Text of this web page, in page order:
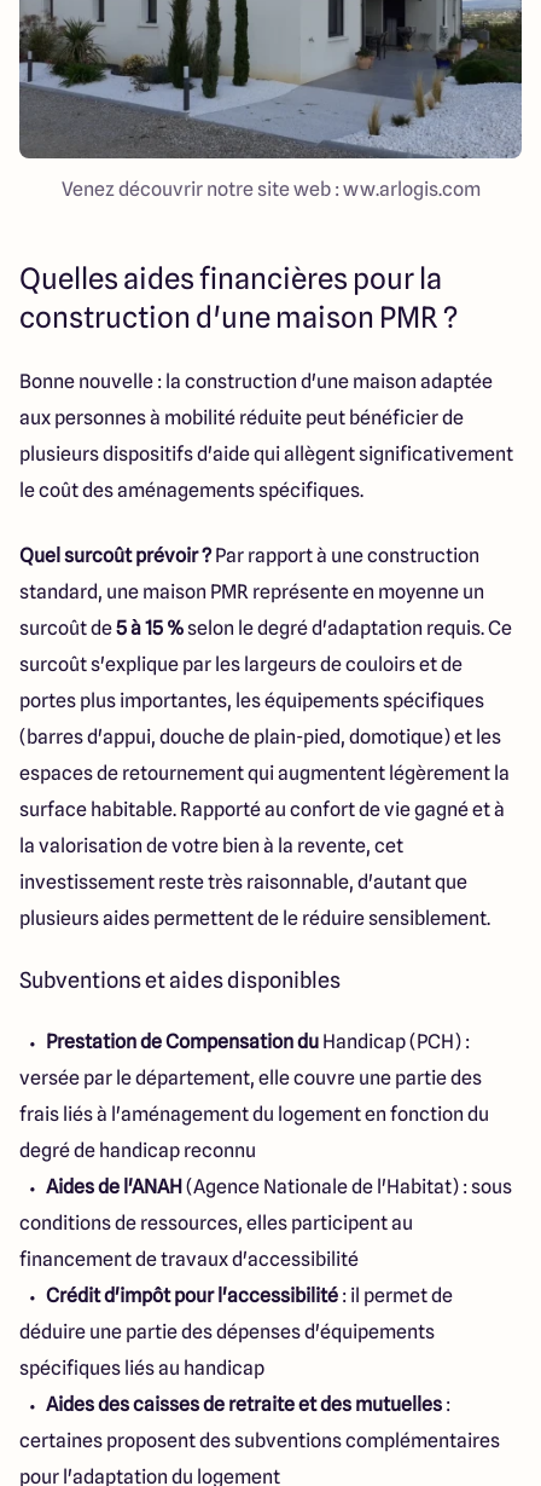
Venez découvrir notre site web : ww.arlogis.com
Quelles aides financières pour la
construction d'une maison PMR ?
Bonne nouvelle : la construction d'une maison adaptée
aux personnes à mobilité réduite peut bénéficier de
plusieurs dispositifs d'aide qui allègent significativement
le coût des aménagements spécifiques.
Quel surcoût prévoir ? Par rapport à une construction
standard, une maison PMR représente en moyenne un
surcoût de5 à 15 %selon le degré d'adaptation requis. Ce
surcoût s'explique par les largeurs de couloirs et de
portes plus importantes, les équipements spécifiques
(barres d'appui, douche de plain-pied, domotique) et les
espaces de retournement qui augmentent légèrement la
surface habitable. Rapporté au confort de vie gagné et à
la valorisation de votre bien à la revente, cet
investissement reste très raisonnable, d'autant que
plusieurs aides permettent de le réduire sensiblement.
Subventions et aides disponibles
Prestation de Compensation du Handicap (PCH) :
versée par le département, elle couvre une partie des
frais liés à l'aménagement du logement en fonction du
degré de handicap reconnu
Aides de l'ANAH(Agence Nationale de l'Habitat) : sous
conditions de ressources, elles participent au
financement de travaux d'accessibilité
Crédit d'impôt pour l'accessibilité : il permet de
déduire une partie des dépenses d'équipements
spécifiques liés au handicap
Aides des caisses de retraite et des mutuelles :
certaines proposent des subventions complémentaires
pour l'adaptation du logement